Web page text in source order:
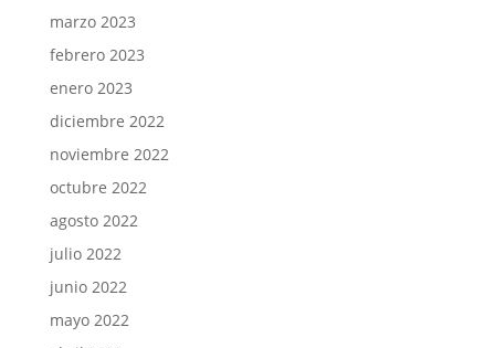
marzo 2023
febrero 2023
enero 2023
diciembre 2022
noviembre 2022
octubre 2022
agosto 2022
julio 2022
junio 2022
mayo 2022